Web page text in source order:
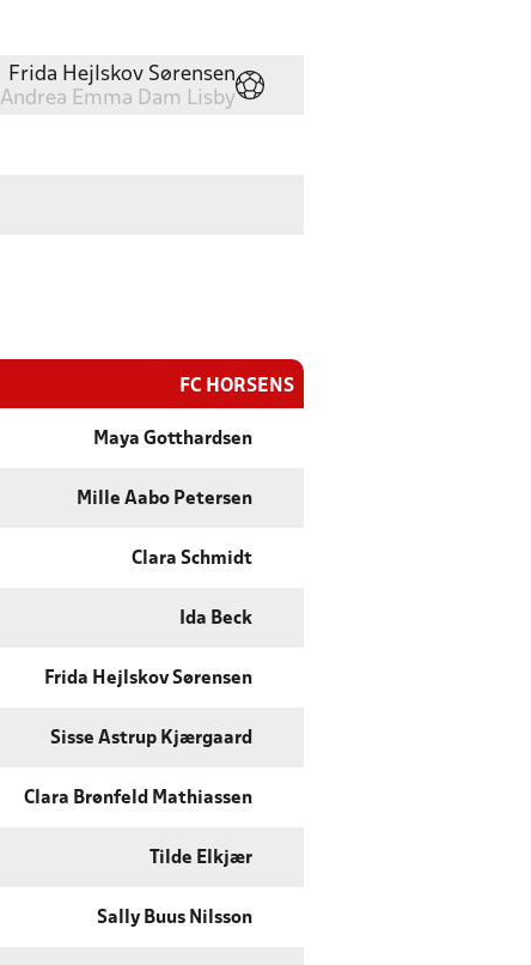
Frida Hejlskov Sørensen
Andrea Emma Dam Lisby
FC HORSENS
Maya Gotthardsen
Mille Aabo Petersen
Clara Schmidt
Ida Beck
Frida Hejlskov Sørensen
Sisse Astrup Kjærgaard
Clara Brønfeld Mathiassen
Tilde Elkjær
Sally Buus Nilsson